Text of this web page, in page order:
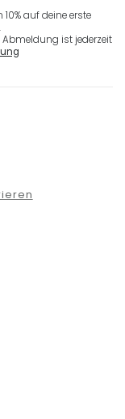
auf deine erste
Abmeldung ist jederzeit